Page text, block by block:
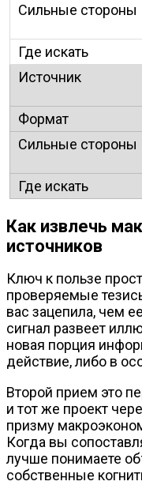
Как извлечь
источников
Ключ к пользе
проверяемые
вас зацепила, чем
сигнал развеет
новая порция
действие, либо в
Второй прием это
и тот же проект
призму
Когда вы
лучше понимаете
собственные